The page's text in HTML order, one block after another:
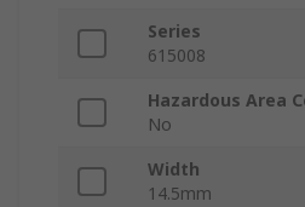
Series
615008
Hazardous Area
No
Width
14.5mm